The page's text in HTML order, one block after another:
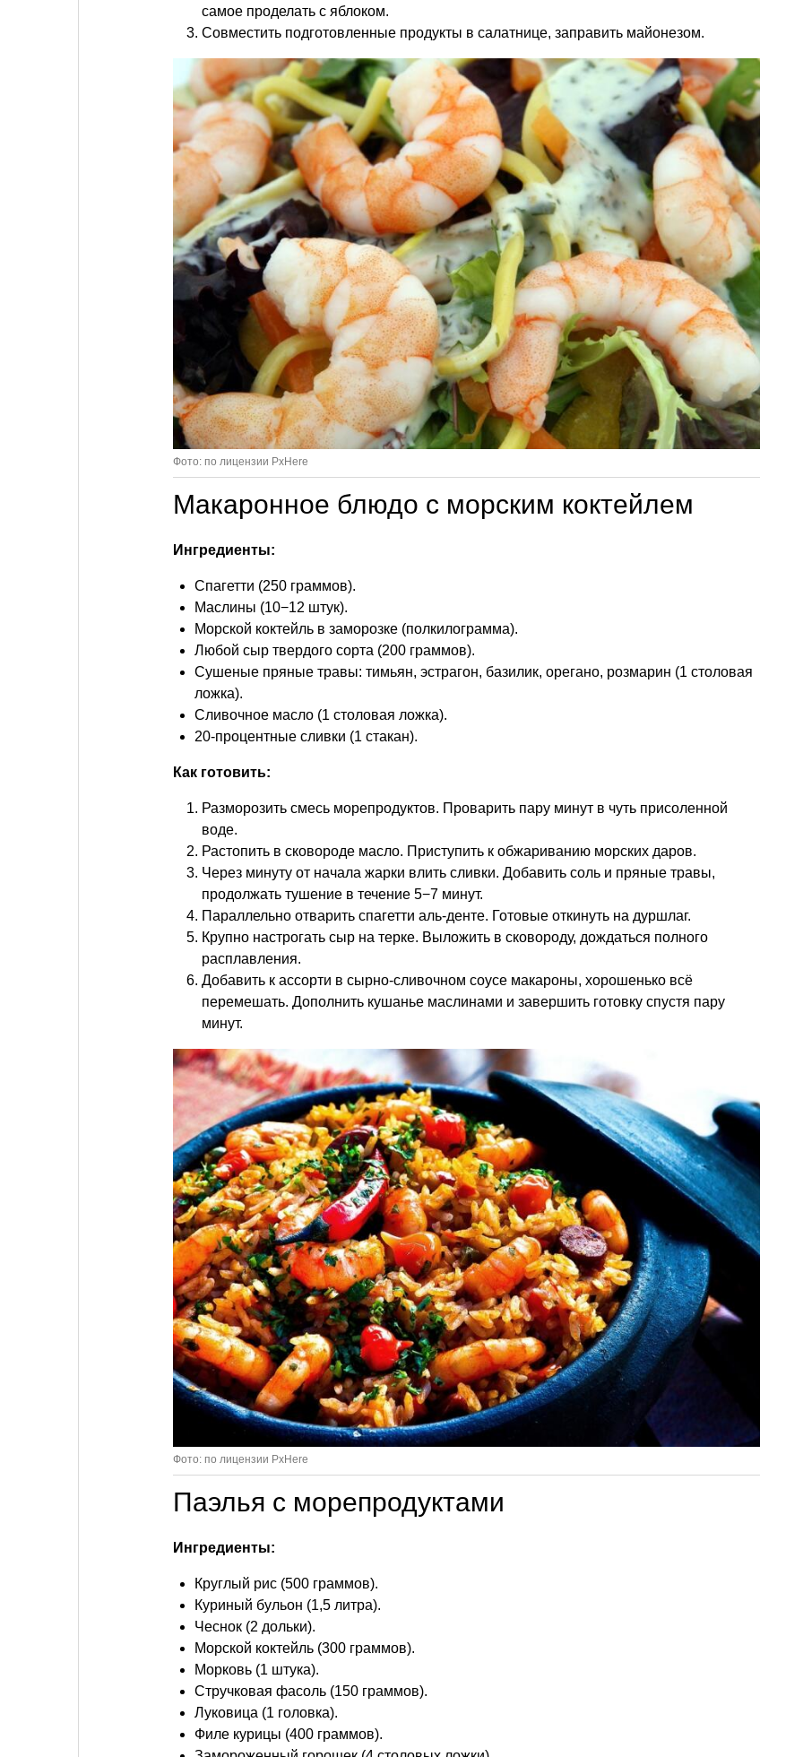
самое проделать с яблоком.
Совместить подготовленные продукты в салатнице, заправить майонезом.
Фото: по лицензии PxHere
Макаронное блюдо с морским коктейлем
Ингредиенты:
Спагетти (250 граммов).
Маслины (10−12 штук).
Морской коктейль в заморозке (полкилограмма).
Любой сыр твердого сорта (200 граммов).
Сушеные пряные травы: тимьян, эстрагон, базилик, орегано, розмарин (1 столовая
ложка).
Сливочное масло (1 столовая ложка).
20-процентные сливки (1 стакан).
Как готовить:
Разморозить смесь морепродуктов. Проварить пару минут в чуть присоленной
воде.
Растопить в сковороде масло. Приступить к обжариванию морских даров.
Через минуту от начала жарки влить сливки. Добавить соль и пряные травы,
продолжать тушение в течение 5−7 минут.
Параллельно отварить спагетти аль-денте. Готовые откинуть на дуршлаг.
Крупно настрогать сыр на терке. Выложить в сковороду, дождаться полного
расплавления.
Добавить к ассорти в сырно-сливочном соусе макароны, хорошенько всё
перемешать. Дополнить кушанье маслинами и завершить готовку спустя пару
минут.
Фото: по лицензии PxHere
Паэлья с морепродуктами
Ингредиенты:
Круглый рис (500 граммов).
Куриный бульон (1,5 литра).
Чеснок (2 дольки).
Морской коктейль (300 граммов).
Морковь (1 штука).
Стручковая фасоль (150 граммов).
Луковица (1 головка).
Филе курицы (400 граммов).